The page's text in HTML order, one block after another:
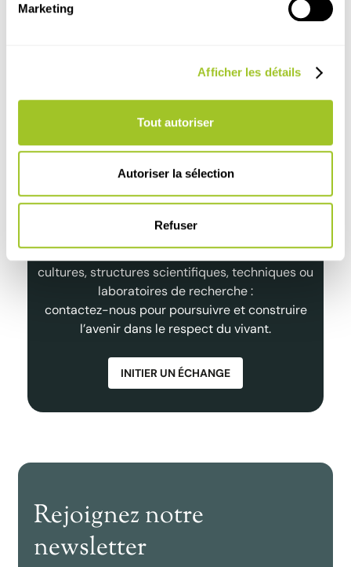
Marketing
Afficher les détails
Tout autoriser
Autoriser la sélection
Refuser
Journées Nationales SNGTV > Nantes > Mai
Partenariats de Qualité et
Durables
Distributeurs, experts de la santé animale et des
cultures, structures scientifiques, techniques ou
laboratoires de recherche :
contactez-nous pour poursuivre et construire
l’avenir dans le respect du vivant.
INITIER UN ÉCHANGE
Rejoignez notre
newsletter